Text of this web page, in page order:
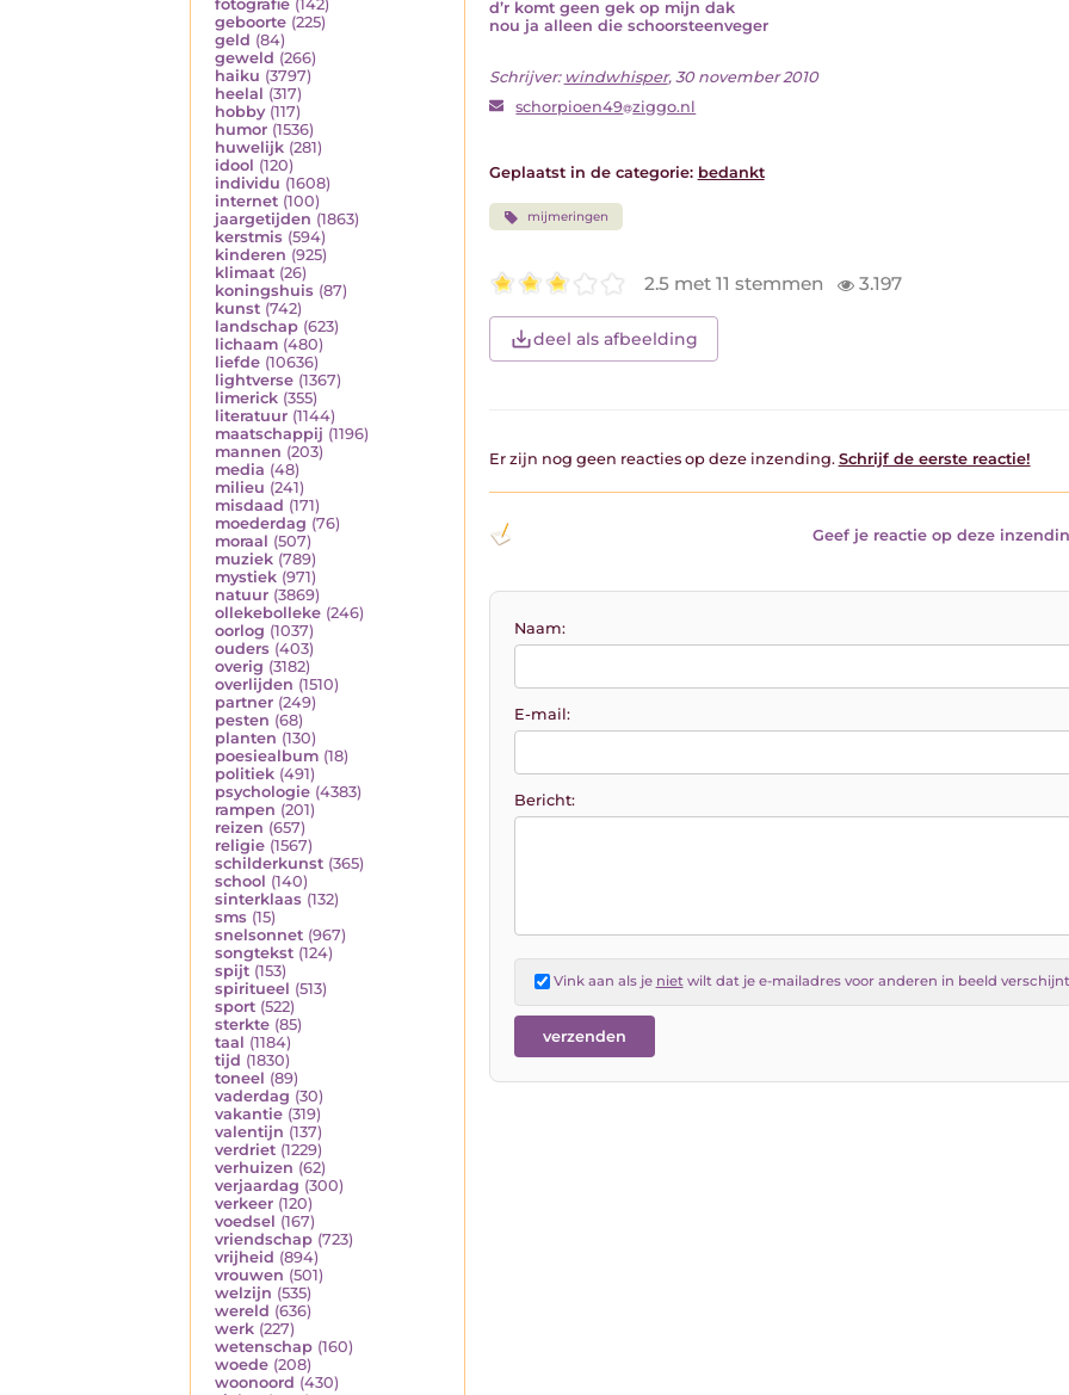
fotografie (142)
geboorte (225)
geld (84)
geweld (266)
haiku (3797)
heelal (317)
hobby (117)
humor (1536)
huwelijk (281)
idool (120)
individu (1608)
internet (100)
jaargetijden (1863)
kerstmis (594)
kinderen (925)
klimaat (26)
koningshuis (87)
kunst (742)
landschap (623)
lichaam (480)
liefde (10636)
lightverse (1367)
limerick (355)
literatuur (1144)
maatschappij (1196)
mannen (203)
media (48)
milieu (241)
misdaad (171)
moederdag (76)
moraal (507)
muziek (789)
mystiek (971)
natuur (3869)
ollekebolleke (246)
oorlog (1037)
ouders (403)
overig (3182)
overlijden (1510)
partner (249)
pesten (68)
planten (130)
poesiealbum (18)
politiek (491)
psychologie (4383)
rampen (201)
reizen (657)
religie (1567)
schilderkunst (365)
school (140)
sinterklaas (132)
sms (15)
snelsonnet (967)
songtekst (124)
spijt (153)
spiritueel (513)
sport (522)
sterkte (85)
taal (1184)
tijd (1830)
toneel (89)
vaderdag (30)
vakantie (319)
valentijn (137)
verdriet (1229)
verhuizen (62)
verjaardag (300)
verkeer (120)
voedsel (167)
vriendschap (723)
vrijheid (894)
vrouwen (501)
welzijn (535)
wereld (636)
werk (227)
wetenschap (160)
woede (208)
woonoord (430)
d’r komt geen gek op mijn dak
nou ja alleen die schoorsteenveger
Schrijver: windwhisper, 30 november 2010
schorpioen49 ziggo.nl
Geplaatst in de categorie: bedankt
mijmeringen
2.5 met 11 stemmen 3.197
deel als afbeelding
Er zijn nog geen reacties op deze inzending. Schrijf de eerste reactie!
Geef je reactie op deze
Naam:
E-mail:
Bericht:
Vink aan als je nietwilt dat je e-mailadres voor anderen in beeld verschijnt